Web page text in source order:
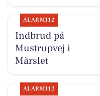
ALARM112
Indbrud på
Mustrupvej i
Mårslet
ALARM112